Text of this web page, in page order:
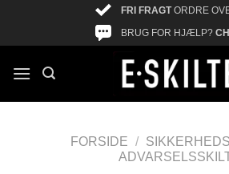
FRI FRAGTORDRE
BRUG FOR HJÆLP?
FORSIDE /